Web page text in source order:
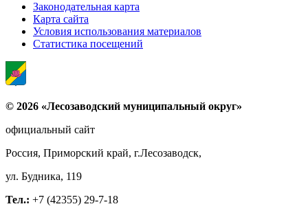
Законодательная карта
Карта сайта
Условия использования материалов
Статистика посещений
© 2026 «Лесозаводский муниципальный округ»
официальный сайт
Россия, Приморский край, г.Лесозаводск,
ул. Будника, 119
Тел.: +7 (42355) 29-7-18